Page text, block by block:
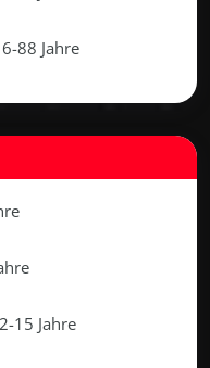
88 Jahre
15 Jahre